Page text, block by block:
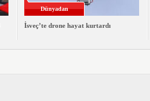
Dünyadan
İsveç’te drone hayat kurtardı